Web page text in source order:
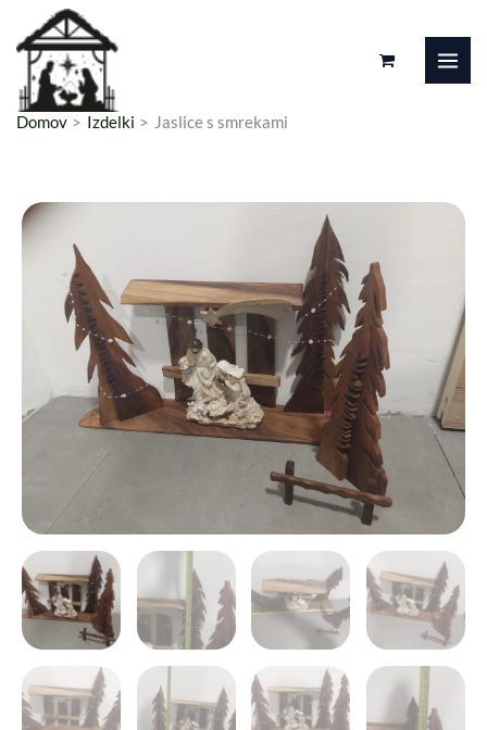
Preskoči
vsebino
Domov Izdelki Jaslice s smrekami